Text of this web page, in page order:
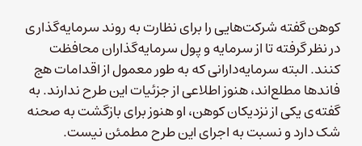
کوهن گفته شرکت‌هایی را برای نظارت به روند سرمایه‌گذاری
در نظر گرفته تا از سرمایه و پول سرمایه‌گذاران محافظت
کنند. البته سرمایه‌دارانی که به طور معمول از اقدامات هج
فاندها مطلع‌اند، هنوز اطلاعی از جزئیات این طرح ندارند.به
گفته‌ی یکی از نزدیکان کوهن، او هنوز برای بازگشت به صحنه
شک دارد و نسبت به اجرای این طرح مطمئن نیست.